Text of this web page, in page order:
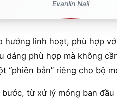
Evanlin Nail
hướng linh hoạt, phù hợp
dáng phù hợp mà không
“phiên bản” riêng cho bộ
từ xử lý móng ban